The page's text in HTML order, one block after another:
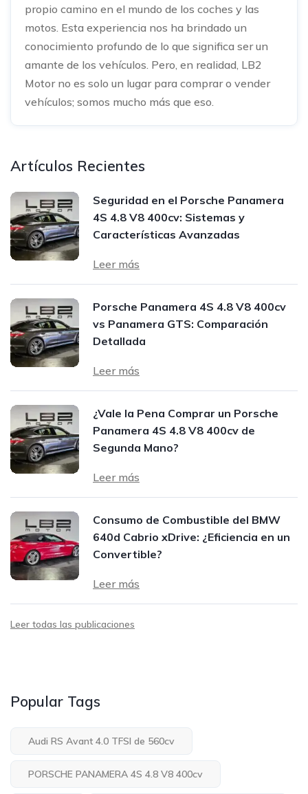
propio camino en el mundo de los coches y las
motos. Esta experiencia nos ha brindado un
conocimiento profundo de lo que significa ser un
amante de los vehículos. Pero, en realidad, LB2
Motor no es solo un lugar para comprar o vender
vehículos; somos mucho más que eso.
Artículos Recientes
Seguridad en el Porsche Panamera
4S 4.8 V8 400cv: Sistemas y
Características Avanzadas
Leer más
Porsche Panamera 4S 4.8 V8 400cv
vs Panamera GTS: Comparación
Detallada
Leer más
¿Vale la Pena Comprar un Porsche
Panamera 4S 4.8 V8 400cv de
Segunda Mano?
Leer más
Consumo de Combustible del BMW
640d Cabrio xDrive: ¿Eficiencia en un
Convertible?
Leer más
Leer todas las publicaciones
Popular Tags
Audi RS Avant 4.0 TFSI de 560cv
PORSCHE PANAMERA 4S 4.8 V8 400cv